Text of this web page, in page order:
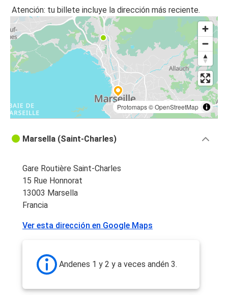
Atención: tu billete incluye la dirección más reciente.
Protomaps©OpenStreetMap
Marsella (Saint-Charles)
Gare Routière Saint-Charles
15 Rue Honnorat
13003 Marsella
Francia
Ver esta dirección en Google Maps
Andenes 1 y 2 y a veces andén 3.